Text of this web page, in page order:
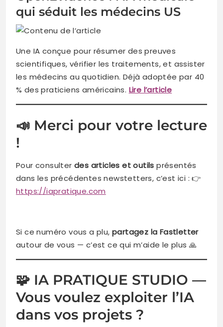
qui séduit les médecins US
Une IA conçue pour résumer des preuves
scientifiques, vérifier les traitements, et assister
les médecins au quotidien. Déjà adoptée par 40
% des praticiens américains. Lire l’article
📣 Merci pour votre lecture
!
Pour consulter des articles et outils présentés
dans les précédentes newstetters, c’est ici : 👉
https://iapratique.com
Si ce numéro vous a plu, partagez la Fastletter
autour de vous — c’est ce qui m’aide le plus 🙏
🧩 IA PRATIQUE STUDIO —
Vous voulez exploiter l’IA
dans vos projets ?